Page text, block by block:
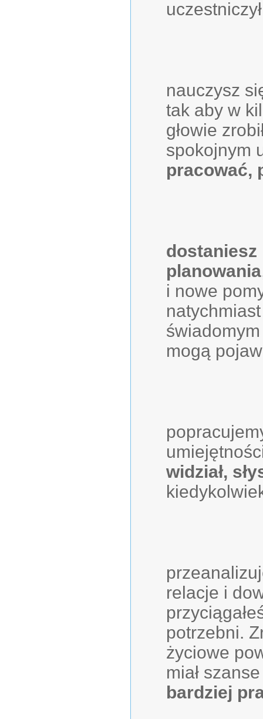
nauczysz
tak aby w
głowie
spokojnym
pracować,
dostaniesz
planowania
i nowe
mogą
widział,
relacje i
potrzebni.
życiowe
miał
bardziej